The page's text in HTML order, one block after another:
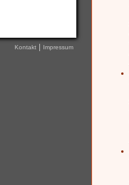
Impressum
Kontakt